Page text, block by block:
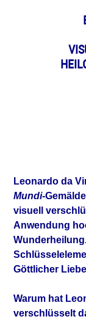
Leonardo da
Mundi-
visuell
Anwendung
Göttlicher
Warum hat
verschlüsselt